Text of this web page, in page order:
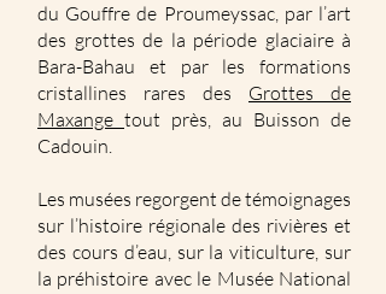
du Gouffre de Proumeyssac, par l’art
des grottes de la période glaciaire à
Bara-Bahau et par les formations
cristallines rares des Grottes de
Maxange tout près, au Buisson de
Cadouin.
Les musées regorgent de témoignages
sur l’histoire régionale des rivières et
des cours d’eau, sur la viticulture, sur
la préhistoire avec le Musée National